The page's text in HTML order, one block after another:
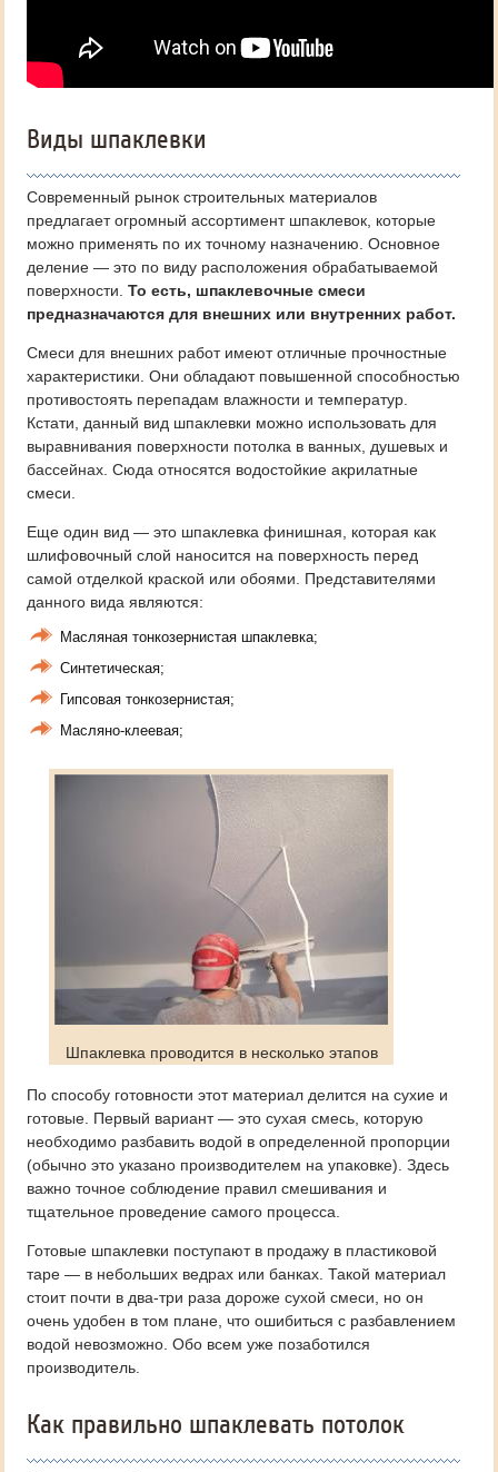
Виды шпаклевки
Современный рынок строительных материалов
предлагает огромный ассортимент шпаклевок, которые
можно применять по их точному назначению. Основное
деление — это по виду расположения обрабатываемой
поверхности. То есть, шпаклевочные смеси
предназначаются для внешних или внутренних работ.
Смеси для внешних работ имеют отличные прочностные
характеристики. Они обладают повышенной способностью
противостоять перепадам влажности и температур.
Кстати, данный вид шпаклевки можно использовать для
выравнивания поверхности потолка в ванных, душевых и
бассейнах. Сюда относятся водостойкие акрилатные
смеси.
Еще один вид — это шпаклевка финишная, которая как
шлифовочный слой наносится на поверхность перед
самой отделкой краской или обоями. Представителями
данного вида являются:
Масляная тонкозернистая шпаклевка;
Синтетическая;
Гипсовая тонкозернистая;
Масляно-клеевая;
Шпаклевка проводится в несколько этапов
По способу готовности этот материал делится на сухие и
готовые. Первый вариант — это сухая смесь, которую
необходимо разбавить водой в определенной пропорции
(обычно это указано производителем на упаковке). Здесь
важно точное соблюдение правил смешивания и
тщательное проведение самого процесса.
Готовые шпаклевки поступают в продажу в пластиковой
таре — в небольших ведрах или банках. Такой материал
стоит почти в два-три раза дороже сухой смеси, но он
очень удобен в том плане, что ошибиться с разбавлением
водой невозможно. Обо всем уже позаботился
производитель.
Как правильно шпаклевать потолок